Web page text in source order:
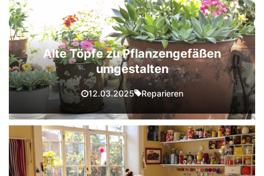
Alte Töpfe zu Pflanzengefäßen
umgestalten
12.03.2025 Reparieren